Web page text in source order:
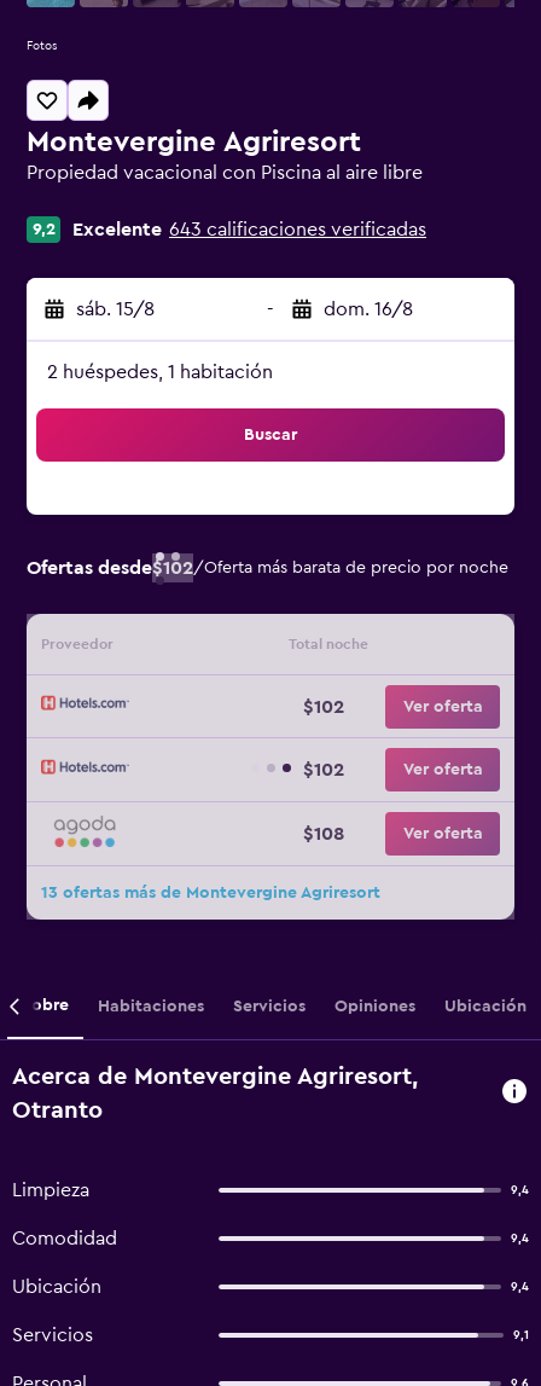
Montevergine Agriresort
Propiedad vacacional con Piscina al aire libre
9,2 Excelente 643 calificaciones verificadas
sáb. 15/8 - dom. 16/8
2 huéspedes, 1 habitación
Buscar
Ofertas desde$102/Oferta más barata de precio por noche
Proveedor Total noche
$102 Ver oferta
$102 Ver oferta
$108 Ver oferta
13 ofertas más de Montevergine Agriresort
Fotos
Sobre Habitaciones Servicios Opiniones Ubicación
Acerca de Montevergine Agriresort,
Otranto
Limpieza 9,4
Comodidad 9,4
Ubicación 9,4
Servicios 9,1
9,6